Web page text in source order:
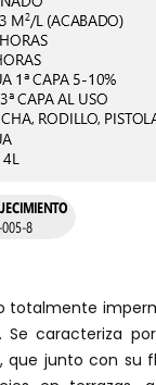
totalmente
Se caracteriza
que junto con su